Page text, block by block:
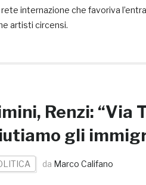
rete internazione che favoriva
artisti circensi.
Renzi: “Via
gli
da Marco Califano